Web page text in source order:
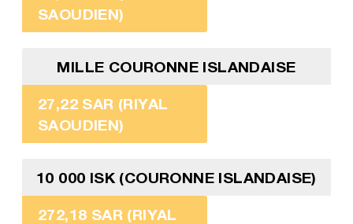
SAOUDIEN)
MILLE COURONNE ISLANDAISE
27,22 SAR (RIYAL
SAOUDIEN)
10 000 ISK (COURONNE ISLANDAISE)
272,18 SAR (RIYAL